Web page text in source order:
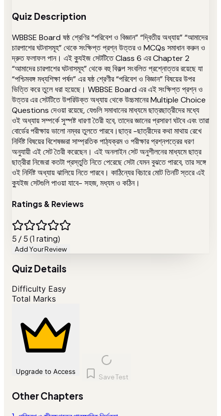
Quiz Description
WBBSE Board ষষ্ঠ শ্রেণির “পরিবেশ ও বিজ্ঞান” “দ্বিতীয় অধ্যায়” “আমাদের
চারপাশের ঘটনাসমূহ” থেকে সংক্ষিপ্ত প্রশ্ন উত্তর ও MCQs সমাধান করুন ও
দ্রুত ফলাফল পান। এই ক্যুইজ সেটটিতে Class 6 এর Chapter 2
“আমাদের চারপাশের ঘটনাসমূহ” থেকে বহু বিকল্প সংবলিত প্রশ্নোত্তর রয়েছে যা
“পশ্চিমবঙ্গ মধ্যশিক্ষা পর্ষদ” এর ষষ্ঠ শ্রেণীর “পরিবেশ ও বিজ্ঞান” বিষয়ের উপর
ভিত্তি করে তুলে ধরা হয়েছে। WBBSE Board এর এই সংক্ষিপ্ত প্রশ্ন ও
উত্তর এর সেটটিতে উপরিউক্ত অধ্যায় থেকে উচ্চমানের Multiple Choice
Questions দেওয়া রয়েছে, যেগুলি সমাধানের মাধ্যমে ছাত্রছাত্রীদের মধ্যে
ওই অধ্যায় সম্পর্কে সুস্পষ্ট ধারণা তৈরী হবে, তাদের জ্ঞানের প্রসারণ ঘটবে এবং তারা
বোর্ডের পরীক্ষায় ভালো নম্বর তুলতে পারবে।ছাত্র -ছাত্রীদের কথা মাথায় রেখে
নির্দিষ্ট বিষয়ের বিশেষজ্ঞরা সাম্প্রতিক পাঠ্যক্রম ও পরীক্ষার প্রশ্নপত্রের ধরণ
অনুযায়ী এই সেট তৈরী করেছেন। এই অনলাইন সেট অনুশীলনের মাধ্যমে ছাত্র
ছাত্রীরা নিজেরা কতটা প্রস্তুতি নিতে পেরেছে সেটা যেমন বুঝতে পারবে, তার সঙ্গে
ওই নির্দিষ্ট অধ্যায় ঝালিয়ে নিতে পারবে। কাঠিন্যের বিচারে মোট তিনটি স্তরে এই
ক্যুইজ সেটগুলি পাওয়া যাবে- সহজ, মধ্যম ও কঠিন।
Ratings & Reviews
5 / 5 (1 rating)
Add Your Review
Quiz Details
Difficulty Easy
Total Marks
Upgrade to Access
Save Test
Other Chapters